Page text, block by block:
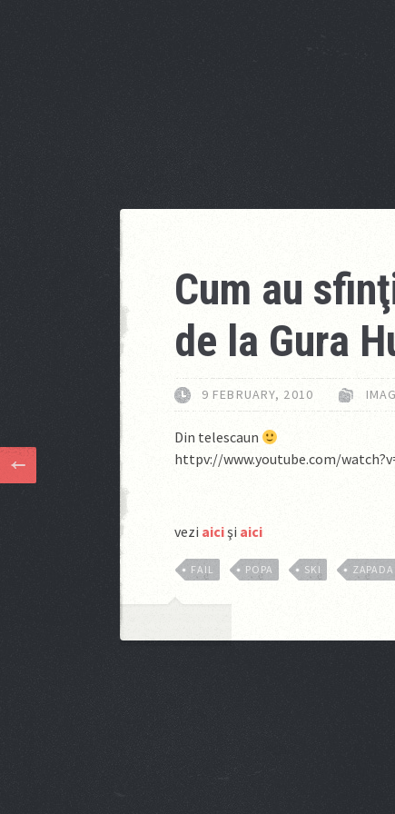
Cum au
de la Gura
9 FEBRUARY, 2010
Din telescaun
httpv://www.youtube.com/
vezi aicişi aici
FAIL POPA SKI ZAPADA